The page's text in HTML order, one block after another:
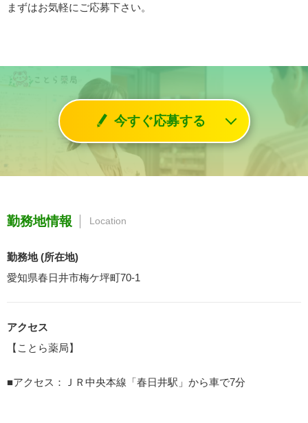
まずはお気軽にご応募下さい。
今すぐ応募する
勤務地情報 Location
勤務地 (所在地)
愛知県春日井市梅ケ坪町70-1
アクセス
【ことら薬局】
■アクセス：ＪＲ中央本線「春日井駅」から車で7分